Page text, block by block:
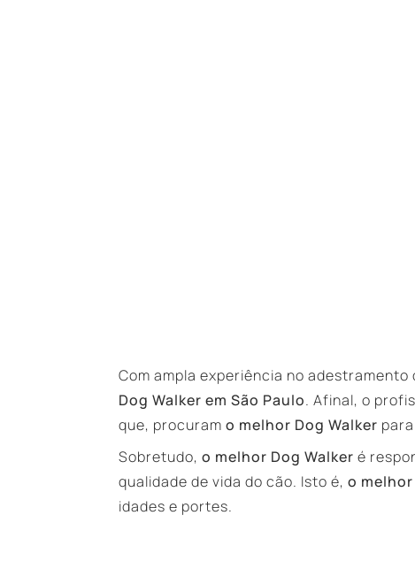
Com ampla experiência no
Dog Walker em São Paulo. Afinal, o
que, procuramo melhor Dog Walker
Sobretudo,o melhor Dog Walker é
qualidade de vida do cão. Isto é,o
idades e portes.